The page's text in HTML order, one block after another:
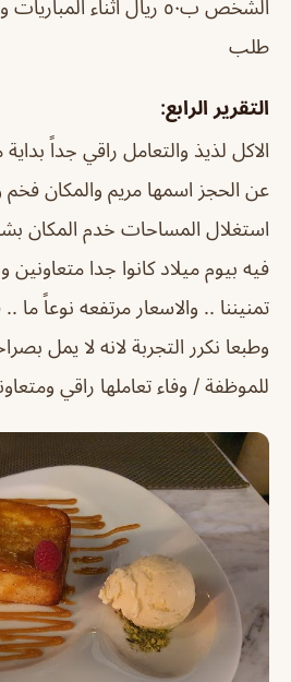
الشخص ب٥٠ ريال اثناء
طلب
التقرير الرابع:
الاكل لذيذ والتعامل راقي جداً
عن الحجز اسمها مريم والمكان
استغلال المساحات خدم المكان
فيه بيوم ميلاد كانوا جدا متعاونين
تمنيننا .. والاسعار مرتفعه نوعاً
وطبعا نكرر التجربة لانه لا يمل
للموظفة / وفاء تعاملها راقي